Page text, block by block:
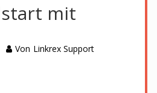
mit
Von Linkrex Support